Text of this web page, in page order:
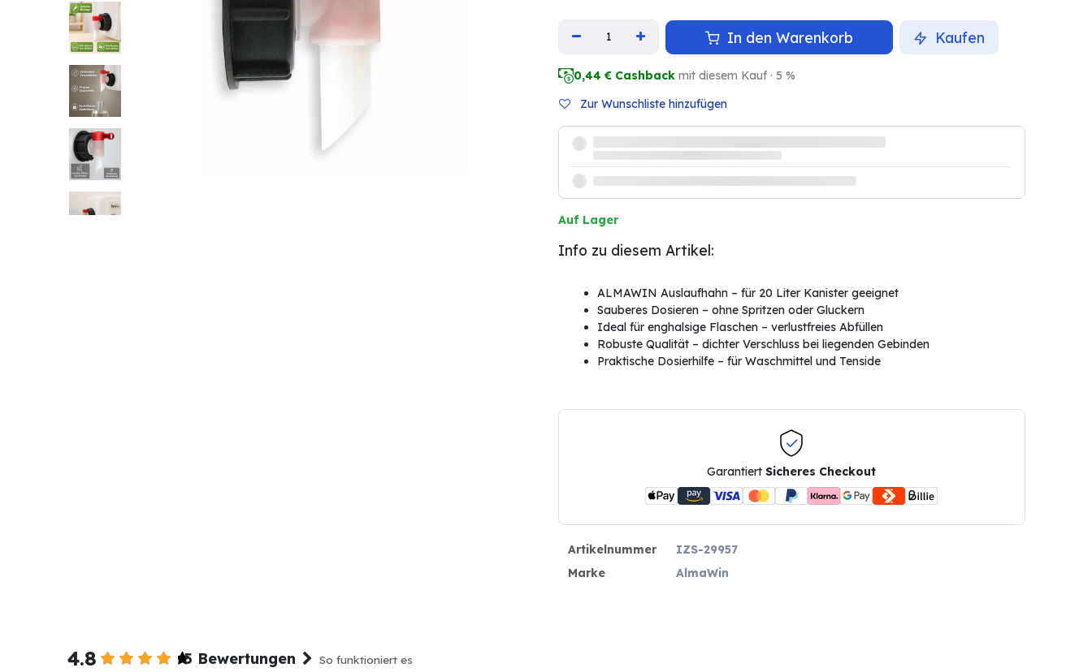
In den Warenkorb Kaufen
0,44 € Cashback mit diesem Kauf · 5 %
Zur Wunschliste hinzufügen
Auf Lager
Info zu diesem Artikel:
ALMAWIN Auslaufhahn – für 20 Liter Kanister geeignet
Sauberes Dosieren – ohne Spritzen oder Gluckern
Ideal für enghalsige Flaschen – verlustfreies Abfüllen
Robuste Qualität – dichter Verschluss bei liegenden Gebinden
Praktische Dosierhilfe – für Waschmittel und Tenside
GarantiertSicheres Checkout
Artikelnummer
IZS-29957
Marke
AlmaWin
4.8 5 Bewertungen So funktioniert es